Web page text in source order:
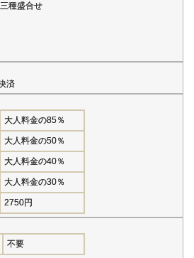
種盛合せ
済
大人料金の85％
大人料金の50％
大人料金の40％
大人料金の30％
2750円
不要